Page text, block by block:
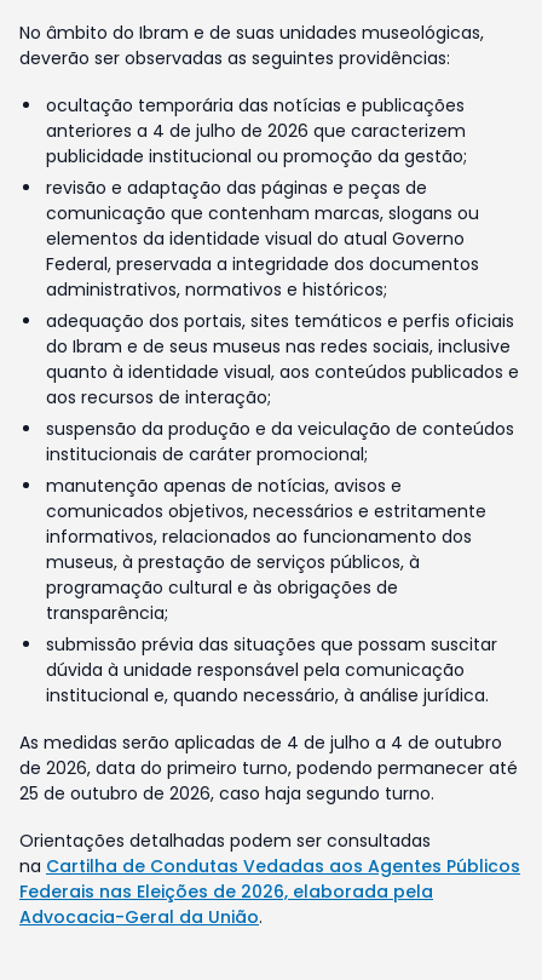
No âmbito do Ibram e de suas unidades museológicas,
deverão ser observadas as seguintes providências:
ocultação temporária das notícias e publicações
anteriores a 4 de julho de 2026 que caracterizem
publicidade institucional ou promoção da gestão;
revisão e adaptação das páginas e peças de
comunicação que contenham marcas, slogans ou
elementos da identidade visual do atual Governo
Federal, preservada a integridade dos documentos
administrativos, normativos e históricos;
adequação dos portais, sites temáticos e perfis oficiais
do Ibram e de seus museus nas redes sociais, inclusive
quanto à identidade visual, aos conteúdos publicados e
aos recursos de interação;
suspensão da produção e da veiculação de conteúdos
institucionais de caráter promocional;
manutenção apenas de notícias, avisos e
comunicados objetivos, necessários e estritamente
informativos, relacionados ao funcionamento dos
museus, à prestação de serviços públicos, à
programação cultural e às obrigações de
transparência;
submissão prévia das situações que possam suscitar
dúvida à unidade responsável pela comunicação
institucional e, quando necessário, à análise jurídica.
As medidas serão aplicadas de 4 de julho a 4 de outubro
de 2026, data do primeiro turno, podendo permanecer até
25 de outubro de 2026, caso haja segundo turno.
Orientações detalhadas podem ser consultadas
na Cartilha de Condutas Vedadas aos Agentes Públicos
Federais nas Eleições de 2026, elaborada pela
Advocacia-Geral da União.